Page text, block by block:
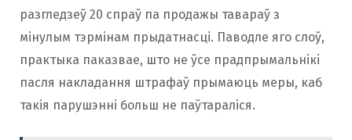
разгледзеў 20 спраў па продажы тавараў з
мінулым тэрмінам прыдатнасці. Паводле яго слоў,
практыка паказвае, што не ўсе прадпрымальнікі
пасля накладання штрафаў прымаюць меры, каб
такія парушэнні больш не паўтараліся.